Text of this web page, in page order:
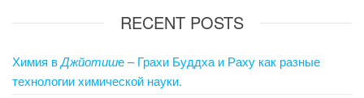
RECENT POSTS
Химия вДжйотише – Грахи Буддха и Раху как разные
технологии химической науки.